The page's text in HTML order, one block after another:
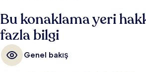
Bu konaklama yeri
fazla bilgi
Genel bakış